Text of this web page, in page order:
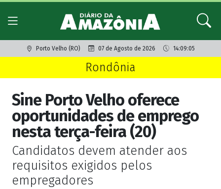
Porto Velho (RO) 07 de Agosto de 2026 14:09:05
Rondônia
Sine Porto Velho oferece
oportunidades de emprego
nesta terça-feira (20)
Candidatos devem atender aos
requisitos exigidos pelos
empregadores